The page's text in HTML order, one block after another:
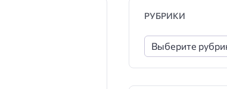
РУБРИКИ